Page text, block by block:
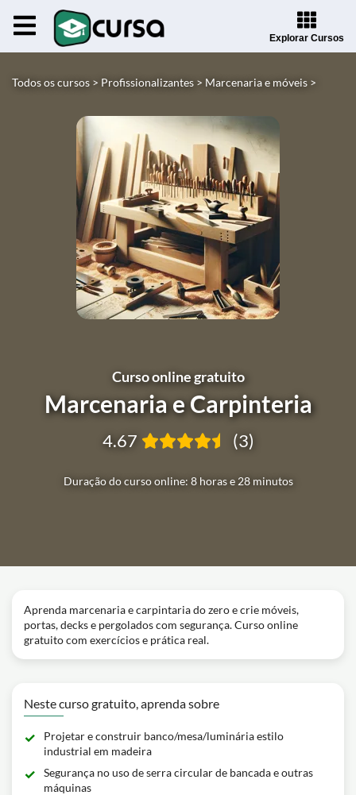
Explorar Cursos
Todos os cursos > Profissionalizantes > Marcenaria e móveis >
Curso online gratuito
Marcenaria e Carpinteria
Duração do curso online: 8 horas e 28 minutos
4.67 (3)
Aprenda marcenaria e carpintaria do zero e crie móveis,
portas, decks e pergolados com segurança. Curso online
gratuito com exercícios e prática real.
Neste curso gratuito, aprenda sobre
Projetar e construir banco/mesa/luminária estilo
industrial em madeira
Segurança no uso de serra circular de bancada e outras
máquinas